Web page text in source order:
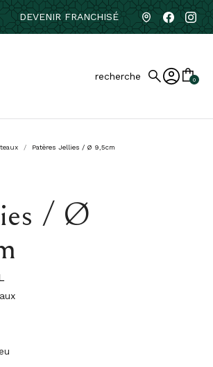
DEVENIR FRANCHISÉ
recherche 0
Patères Jellies / Ø 9,5cm
/ Ø